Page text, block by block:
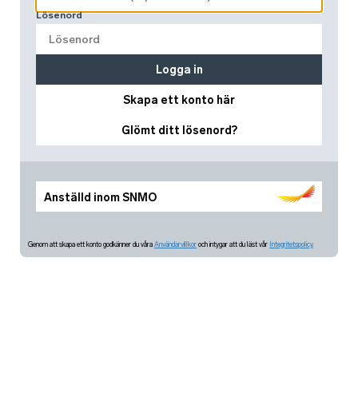
Anställd inom SNMO
Lösenord
Skapa ett konto här
Glömt ditt lösenord?
Logga in
Genom att skapa ett konto godkänner du våra Användarvillkor och intygar att du läst vår Integritetspolicy.